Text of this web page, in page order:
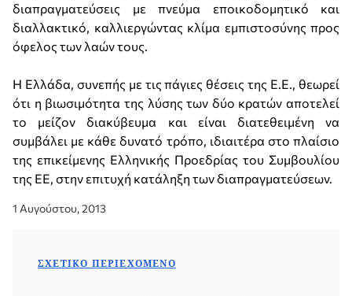
διαπραγματεύσεις με πνεύμα εποικοδομητικό και
διαλλακτικό, καλλιεργώντας κλίμα εμπιστοσύνης προς
όφελος των λαών τους.
Η Ελλάδα, συνεπής με τις πάγιες θέσεις της Ε.Ε., θεωρεί
ότι η βιωσιμότητα της λύσης των δύο κρατών αποτελεί
το μείζον διακύβευμα και είναι διατεθειμένη να
συμβάλει με κάθε δυνατό τρόπο, ιδιαιτέρα στο πλαίσιο
της επικείμενης Ελληνικής Προεδρίας του Συμβουλίου
της ΕΕ, στην επιτυχή κατάληξη των διαπραγματεύσεων.
1 Αυγούστου, 2013
ΣΧΕΤΙΚΌ ΠΕΡΙΕΧΌΜΕΝΟ